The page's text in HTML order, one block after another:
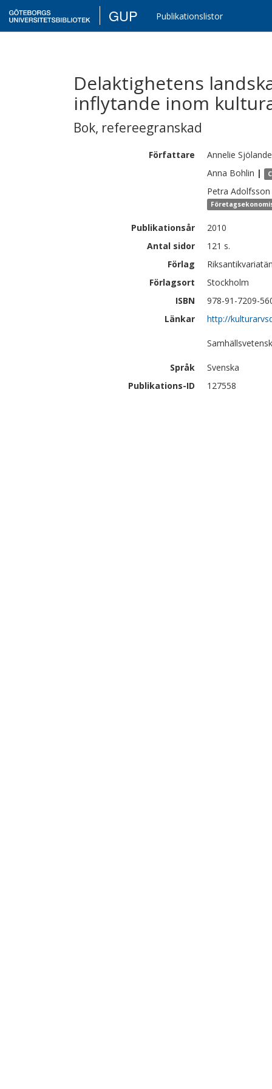
GUP Publikationslistor
Delaktighetens
inflytande inom
Bok, refereegranskad
Författare Annelie
Anna Bohlin |
Petra Adolfsson
Publikationsår
2010
Antal sidor
121 s.
Förlag
Förlagsort
Stockholm
ISBN
978-91-7209-
Länkar
http://
Språk
Svenska
Publikations-ID
127558